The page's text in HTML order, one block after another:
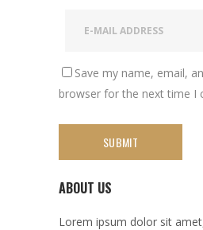
Save my name, email,
browser for the next time I
ABOUT US
Lorem ipsum dolor sit